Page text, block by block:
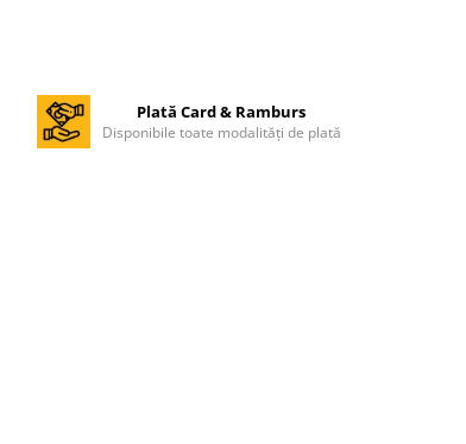
Plată Card & Ramburs
Disponibile toate modalități de plată